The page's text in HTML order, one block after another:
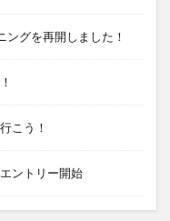
ングを再開しました！
こう！
ントリー開始